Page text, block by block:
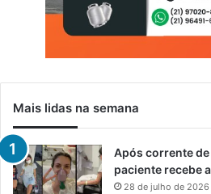
Mais lidas na semana
Após corrente
paciente recebe
28 de julho de 2026